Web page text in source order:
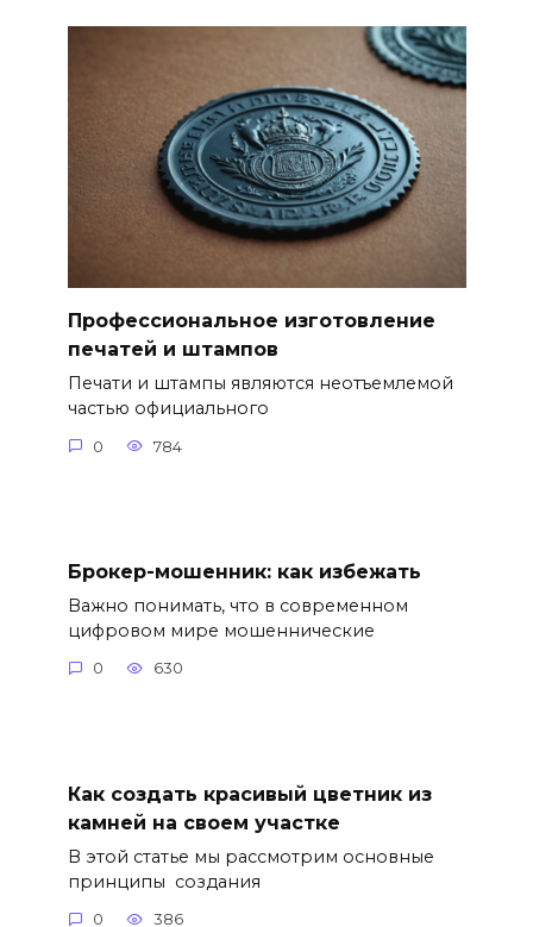
Профессиональное изготовление
печатей и штампов
Печати и штампы являются неотъемлемой
частью официального
0 784
Брокер-мошенник: как избежать
Важно понимать, что в современном
цифровом мире мошеннические
0 630
Как создать красивый цветник из
камней на своем участке
В этой статье мы рассмотрим основные
принципы создания
0 386